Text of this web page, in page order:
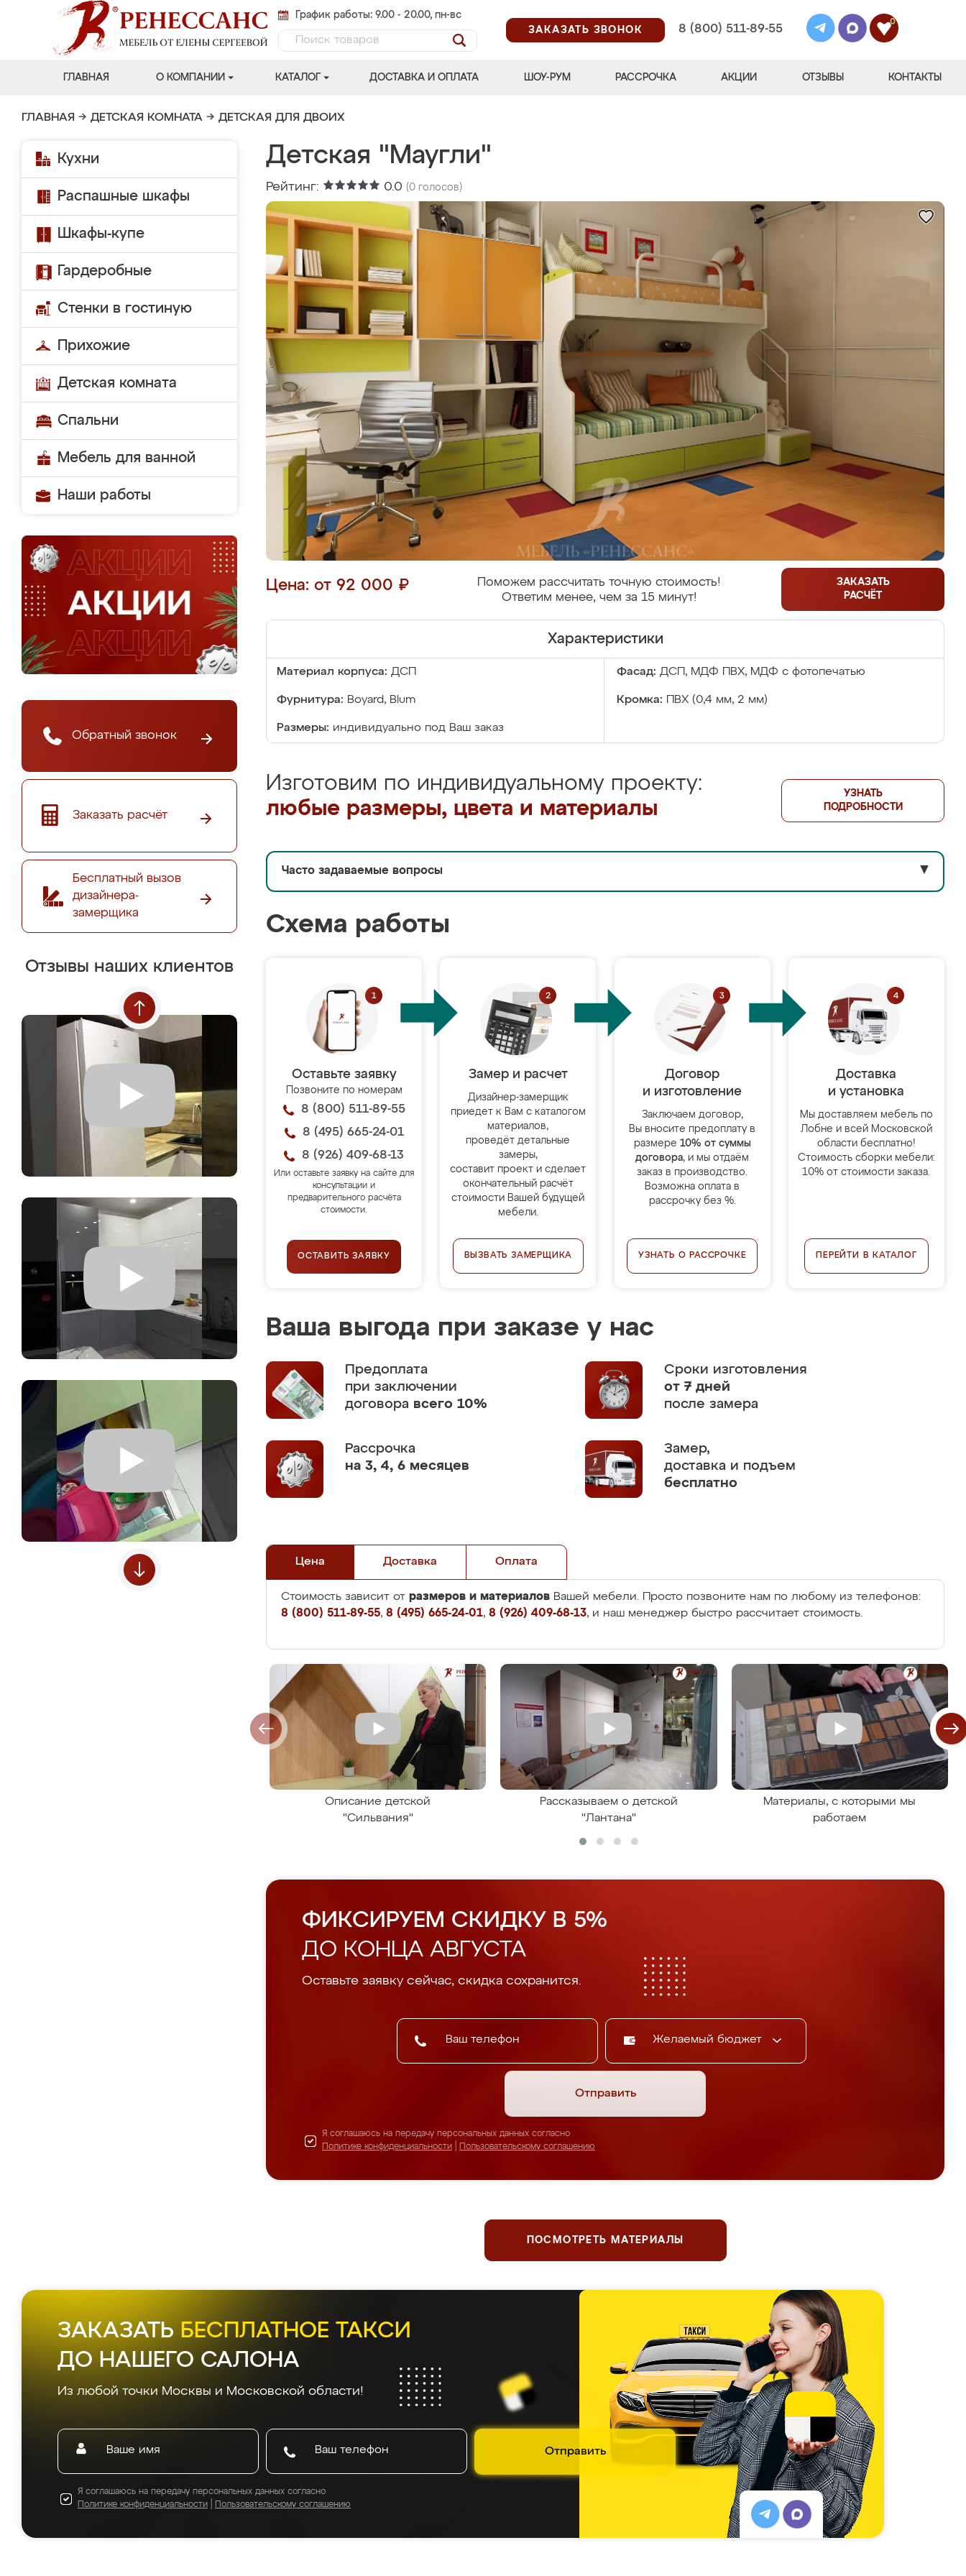
График работы: 9.00 - 20.00, пн-вс
ЗАКАЗАТЬ ЗВОНОК
8 (800) 511-89-55
0
ГЛАВНАЯ О КОМПАНИИ КАТАЛОГ ДОСТАВКА И ОПЛАТА ШОУ-РУМ РАССРОЧКА АКЦИИ ОТЗЫВЫ КОНТАКТЫ
ГЛАВНАЯ → ДЕТСКАЯ КОМНАТА → ДЕТСКАЯ ДЛЯ ДВОИХ
Кухни
Распашные шкафы
Шкафы-купе
Гардеробные
Стенки в гостиную
Прихожие
Детская комната
Спальни
Мебель для ванной
Наши работы
Обратный звонок
Заказать расчёт
Бесплатный вызов
дизайнера-
замерщика
Отзывы наших клиентов
Детская "Маугли"
Рейтинг: 0.0 (0 голосов)
Цена: от 92 000 ₽
Поможем рассчитать точную стоимость!
Ответим менее, чем за 15 минут!
ЗАКАЗАТЬ
РАСЧЁТ
Характеристики
Материал корпуса: ДСП Фасад: ДСП, МДФ ПВХ, МДФ с фотопечатью
Фурнитура: Boyard, Blum Кромка: ПВХ (0,4 мм, 2 мм)
Размеры: индивидуально под Ваш заказ
Изготовим по индивидуальному проекту:
любые размеры, цвета и материалы
УЗНАТЬ
ПОДРОБНОСТИ
Часто задаваемые вопросы ▼
Схема работы
Оставьте заявку
Позвоните по номерам
8 (800) 511-89-55
8 (495) 665-24-01
8 (926) 409-68-13
Или оставьте заявку на сайте для
консультации и
предварительного расчёта
стоимости.
ОСТАВИТЬ ЗАЯВКУ
Замер и расчет
Дизайнер-замерщик
приедет к Вам с каталогом
материалов,
проведёт детальные
замеры,
составит проект и сделает
окончательный расчёт
стоимости Вашей будущей
мебели.
ВЫЗВАТЬ ЗАМЕРЩИКА
Договор
и изготовление
Заключаем договор,
Вы вносите предоплату в
размере 10% от суммы
договора, и мы отдаём
заказ в производство.
Возможна оплата в
рассрочку без %.
УЗНАТЬ О РАССРОЧКЕ
Доставка
и установка
Мы доставляем мебель по
Лобне и всей Московской
области бесплатно!
Стоимость сборки мебели:
10% от стоимости заказа.
ПЕРЕЙТИ В КАТАЛОГ
Ваша выгода при заказе у нас
Предоплата
при заключении
договора всего 10%
Сроки изготовления
от 7 дней
после замера
Рассрочка
на 3, 4, 6 месяцев
Замер,
доставка и подъем
бесплатно
Цена Доставка Оплата
Стоимость зависит от размеров и материалов Вашей мебели. Просто позвоните нам по любому из телефонов:
8 (800) 511-89-55, 8 (495) 665-24-01, 8 (926) 409-68-13, и наш менеджер быстро рассчитает стоимость.
Описание детской
"Сильвания"
Рассказываем о детской
"Лантана"
Материалы, с которыми мы
работаем
ФИКСИРУЕМ СКИДКУ В 5%
ДО КОНЦА АВГУСТА
Оставьте заявку сейчас, скидка сохранится.
Желаемый бюджет
Отправить
Я соглашаюсь на передачу персональных данных согласно
Политике конфиденциальности
Пользовательскому соглашению
ПОСМОТРЕТЬ МАТЕРИАЛЫ
ЗАКАЗАТЬ БЕСПЛАТНОЕ ТАКСИ
ДО НАШЕГО САЛОНА
Из любой точки Москвы и Московской области!
Отправить
Я соглашаюсь на передачу персональных данных согласно
Политике конфиденциальности
Пользовательскому соглашению